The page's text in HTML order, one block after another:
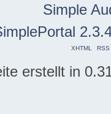
Simple
XHTML RSS
erstellt in